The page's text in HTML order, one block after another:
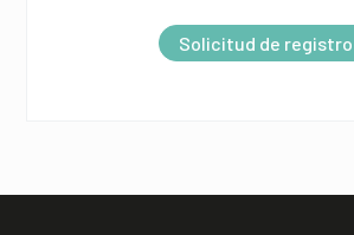
Solicitud de registro